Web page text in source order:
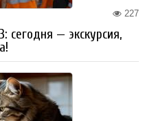
227
сегодня — экскурсия,